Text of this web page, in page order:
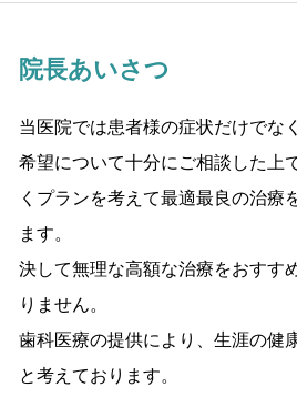
院長あいさつ
当医院では患者様の症状だけでな
希望について十分にご相談した上
くプランを考えて最適最良の治療
ます。
決して無理な高額な治療をおすす
りません。
歯科医療の提供により、生涯の健
と考えております。